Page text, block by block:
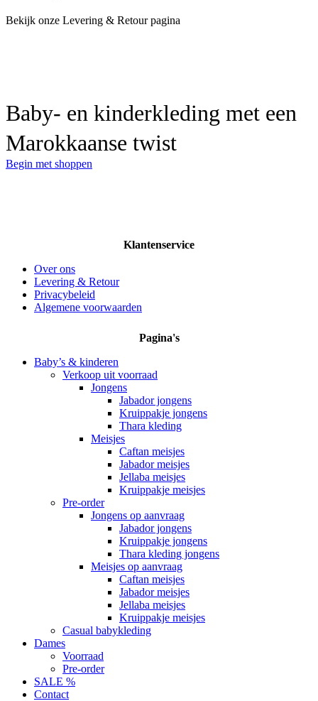
Bekijk onze Levering & Retour pagina
Baby- en kinderkleding met een
Marokkaanse twist
Begin met shoppen
Klantenservice
Over ons
Levering & Retour
Privacybeleid
Algemene voorwaarden
Pagina's
Baby’s & kinderen
Verkoop uit voorraad
Jongens
Jabador jongens
Kruippakje jongens
Thara kleding
Meisjes
Caftan meisjes
Jabador meisjes
Jellaba meisjes
Kruippakje meisjes
Pre-order
Jongens op aanvraag
Jabador jongens
Kruippakje jongens
Thara kleding jongens
Meisjes op aanvraag
Caftan meisjes
Jabador meisjes
Jellaba meisjes
Kruippakje meisjes
Casual babykleding
Dames
Voorraad
Pre-order
SALE %
Contact